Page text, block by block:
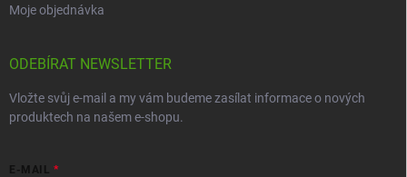
Moje objednávka
ODEBÍRAT NEWSLETTER
Vložte svůj e-mail a my vám budeme zasílat informace o nových
produktech na našem e-shopu.
E-MAIL